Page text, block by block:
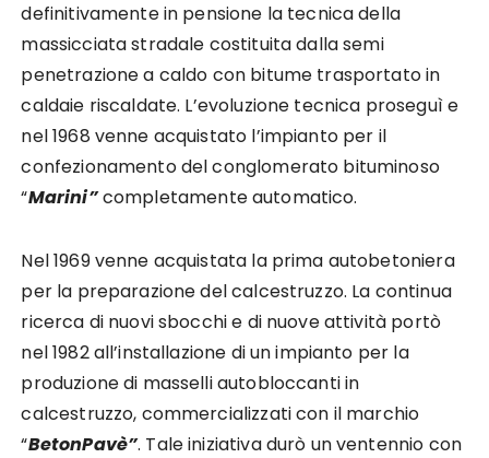
definitivamente in pensione la tecnica della
massicciata stradale costituita dalla semi
penetrazione a caldo con bitume trasportato in
caldaie riscaldate. L’evoluzione tecnica proseguì e
nel 1968 venne acquistato l’impianto per il
confezionamento del conglomerato bituminoso
“Marini”completamente automatico.
Nel 1969 venne acquistata la prima autobetoniera
per la preparazione del calcestruzzo. La continua
ricerca di nuovi sbocchi e di nuove attività portò
nel 1982 all’installazione di un impianto per la
produzione di masselli autobloccanti in
calcestruzzo, commercializzati con il marchio
“BetonPavè”. Tale iniziativa durò un ventennio con